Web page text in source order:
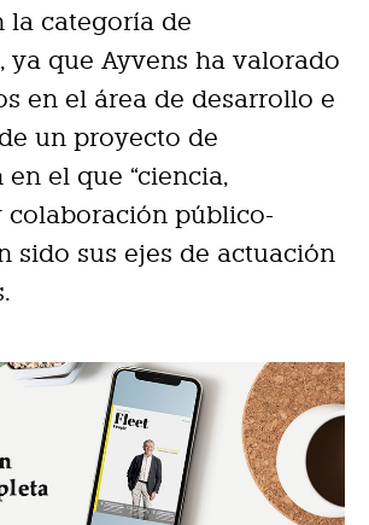
la categoría de
ya que Ayvens ha valorado
en el área de desarrollo e
un proyecto de
el que “ciencia,
colaboración público-
sido sus ejes de actuación